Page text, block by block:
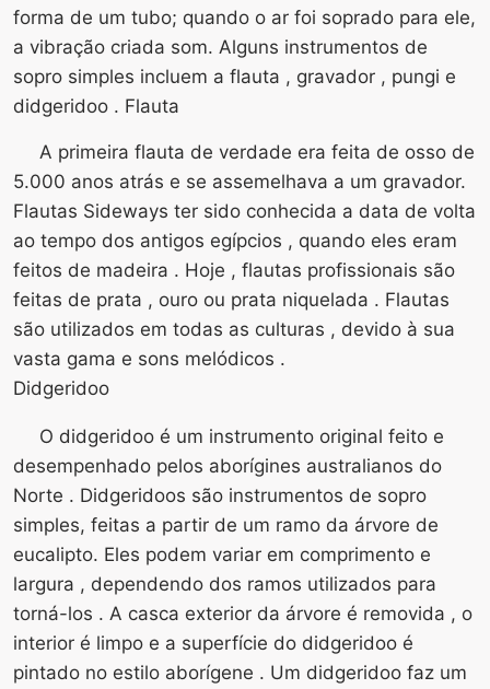
forma de um tubo; quando o ar foi soprado para ele,
a vibração criada som. Alguns instrumentos de
sopro simples incluem a flauta , gravador , pungi e
didgeridoo . Flauta
A primeira flauta de verdade era feita de osso de
5.000 anos atrás e se assemelhava a um gravador.
Flautas Sideways ter sido conhecida a data de volta
ao tempo dos antigos egípcios , quando eles eram
feitos de madeira . Hoje , flautas profissionais são
feitas de prata , ouro ou prata niquelada . Flautas
são utilizados em todas as culturas , devido à sua
vasta gama e sons melódicos .
Didgeridoo
O didgeridoo é um instrumento original feito e
desempenhado pelos aborígines australianos do
Norte . Didgeridoos são instrumentos de sopro
simples, feitas a partir de um ramo da árvore de
eucalipto. Eles podem variar em comprimento e
largura , dependendo dos ramos utilizados para
torná-los . A casca exterior da árvore é removida , o
interior é limpo e a superfície do didgeridoo é
pintado no estilo aborígene . Um didgeridoo faz um